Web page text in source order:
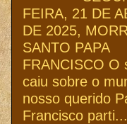
FEIRA, 21 DE
DE 2025,
SANTO PAPA
FRANCISCO O
caiu sobre o
nosso querido
Francisco parti...